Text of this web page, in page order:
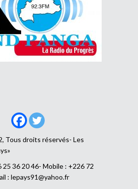
Tous droits réservés- Les
25 36 20 46- Mobile : +226 72
: lepays91@yahoo.fr